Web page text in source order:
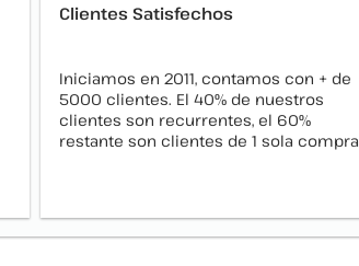
Clientes Satisfechos
Iniciamos en 2011, contamos con + de
5000 clientes. El 40% de nuestros
clientes son recurrentes, el 60%
restante son clientes de 1 sola compra